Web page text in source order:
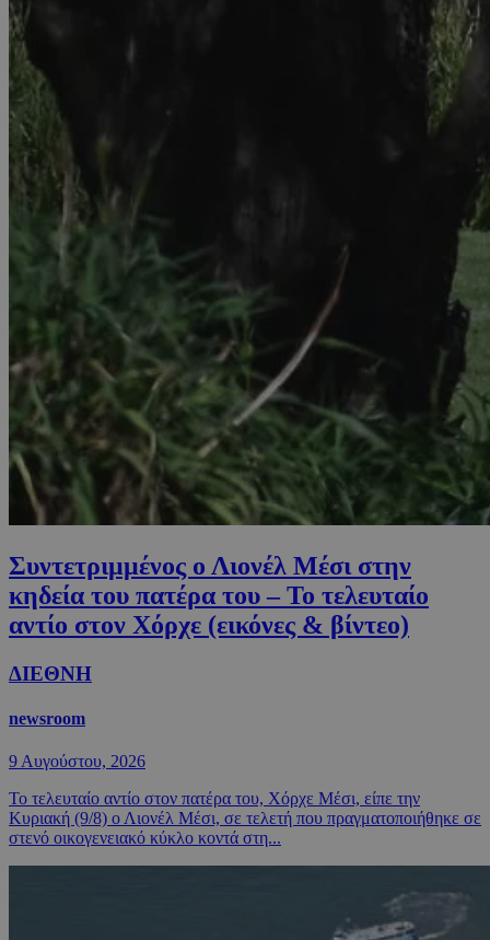
Συντετριμμένος ο Λιονέλ Μέσι στην
κηδεία του πατέρα του – Το τελευταίο
αντίο στον Χόρχε (εικόνες & βίντεο)
ΔΙΕΘΝΗ
newsroom
9 Αυγούστου, 2026
Το τελευταίο αντίο στον πατέρα του, Χόρχε Μέσι, είπε την
Κυριακή (9/8) ο Λιονέλ Μέσι, σε τελετή που πραγματοποιήθηκε σε
στενό οικογενειακό κύκλο κοντά στη...